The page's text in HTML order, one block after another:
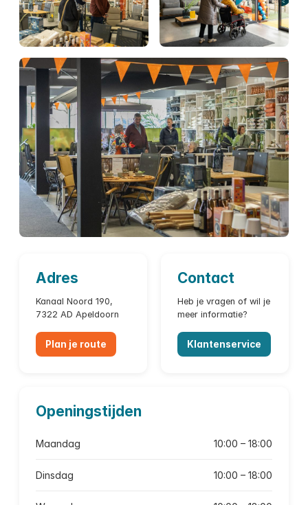
Adres
Kanaal Noord 190,
7322 AD Apeldoorn
Plan je route
Contact
Heb je vragen of wil je
meer informatie?
Klantenservice
Openingstijden
Maandag 10:00 – 18:00
Dinsdag 10:00 – 18:00